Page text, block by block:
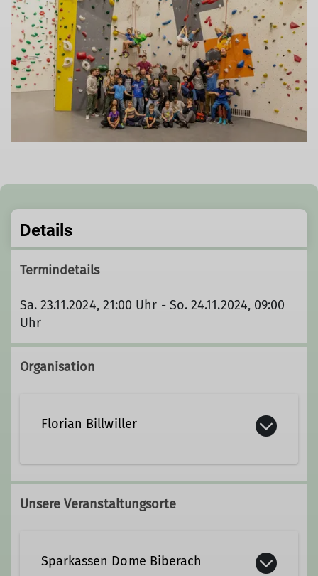
Details
Termindetails
Sa. 23.11.2024, 21:00 Uhr - So. 24.11.2024, 09:00
Uhr
Organisation
Florian Billwiller
florian.billwiller@dav-biberach.de
Unsere Veranstaltungsorte
Sparkassen Dome Biberach